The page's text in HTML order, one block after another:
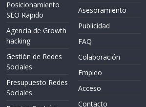
Posicionamiento
SEO Rapido
Agencia de Growth
hacking
Gestión de Redes
Sociales
Presupuesto Redes
Sociales
Asesoramiento
Publicidad
FAQ
Colaboración
Empleo
Acceso
Contacto